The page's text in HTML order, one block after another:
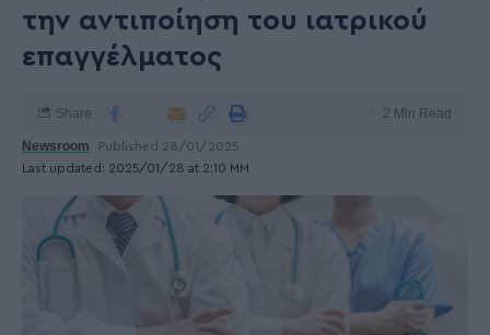
την αντιποίηση του ιατρικού
επαγγέλματος
Last updated: 2025/01/28 at 2:10 ΜΜ
Newsroom Published 28/01/2025
Share 2 Min Read